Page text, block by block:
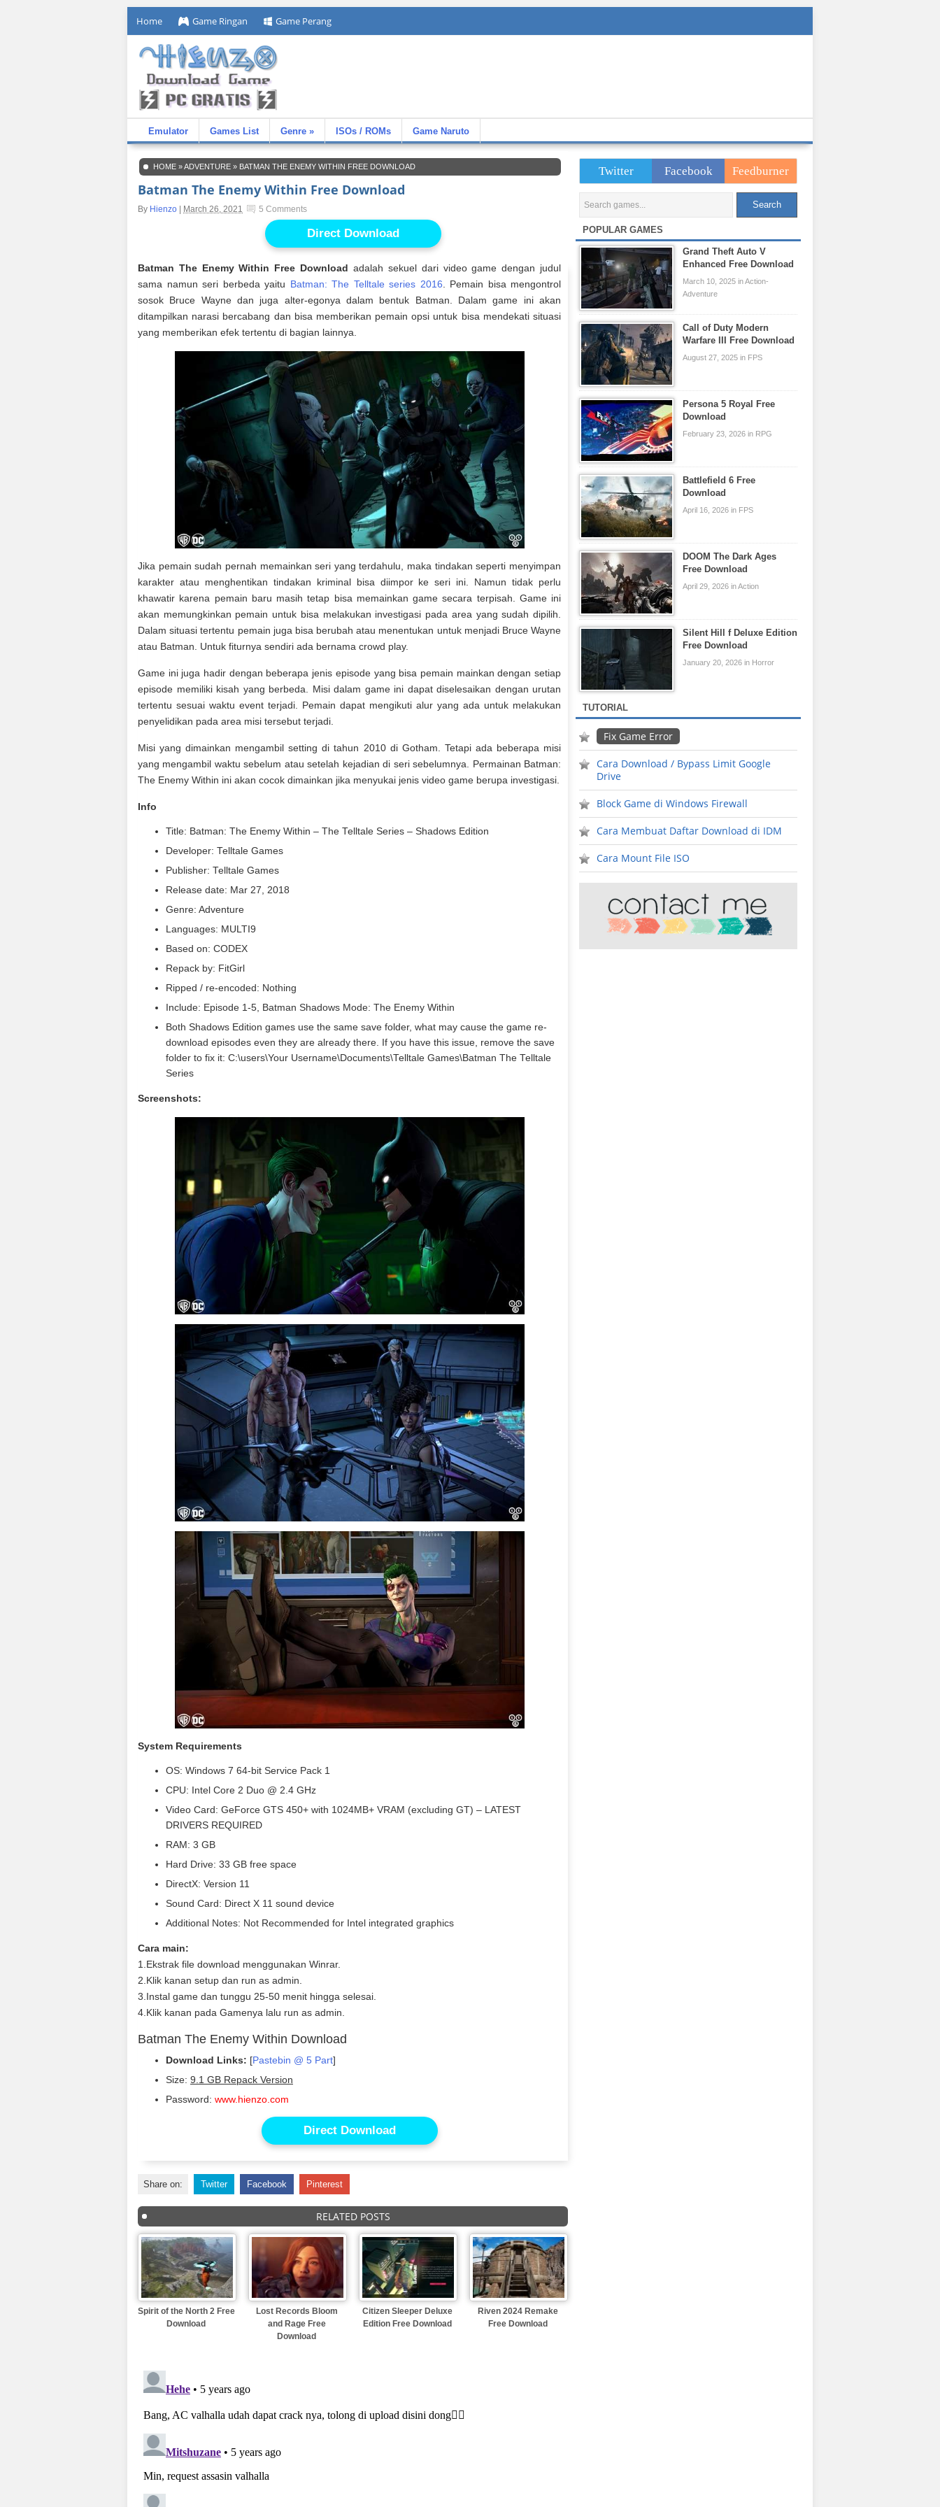
Home Game Ringan Game Perang
Emulator Games List Genre » ISOs / ROMs Game Naruto
HOME »ADVENTURE » BATMAN THE ENEMY WITHIN FREE DOWNLOAD
Batman The Enemy Within Free Download
By Hienzo March 26, 2021 5 Comments
Direct Download
Batman The Enemy Within Free Download adalah sekuel dari video game dengan judul
sama namun seri berbeda yaitu Batman: The Telltale series 2016 . Pemain bisa mengontrol
sosok Bruce Wayne dan juga alter-egonya dalam bentuk Batman. Dalam game ini akan
ditampilkan narasi bercabang dan bisa memberikan pemain opsi untuk bisa mendekati situasi
yang memberikan efek tertentu di bagian lainnya.
Jika pemain sudah pernah memainkan seri yang terdahulu, maka tindakan seperti menyimpan
karakter atau menghentikan tindakan kriminal bisa diimpor ke seri ini. Namun tidak perlu
khawatir karena pemain baru masih tetap bisa memainkan game secara terpisah. Game ini
akan memungkinkan pemain untuk bisa melakukan investigasi pada area yang sudah dipilih.
Dalam situasi tertentu pemain juga bisa berubah atau menentukan untuk menjadi Bruce Wayne
atau Batman. Untuk fiturnya sendiri ada bernama crowd play.
Game ini juga hadir dengan beberapa jenis episode yang bisa pemain mainkan dengan setiap
episode memiliki kisah yang berbeda. Misi dalam game ini dapat diselesaikan dengan urutan
tertentu sesuai waktu event terjadi. Pemain dapat mengikuti alur yang ada untuk melakukan
penyelidikan pada area misi tersebut terjadi.
Misi yang dimainkan mengambil setting di tahun 2010 di Gotham. Tetapi ada beberapa misi
yang mengambil waktu sebelum atau setelah kejadian di seri sebelumnya. Permainan Batman:
The Enemy Within ini akan cocok dimainkan jika menyukai jenis video game berupa investigasi.
Info
Title: Batman: The Enemy Within – The Telltale Series – Shadows Edition
Developer: Telltale Games
Publisher: Telltale Games
Release date: Mar 27, 2018
Genre: Adventure
Languages: MULTI9
Based on: CODEX
Repack by: FitGirl
Ripped / re-encoded: Nothing
Include: Episode 1-5, Batman Shadows Mode: The Enemy Within
Both Shadows Edition games use the same save folder, what may cause the game re-
download episodes even they are already there. If you have this issue, remove the save
folder to fix it: C:\users\Your Username\Documents\Telltale Games\Batman The Telltale
Series
Screenshots:
System Requirements
OS: Windows 7 64-bit Service Pack 1
CPU: Intel Core 2 Duo @ 2.4 GHz
Video Card: GeForce GTS 450+ with 1024MB+ VRAM (excluding GT) – LATEST
DRIVERS REQUIRED
RAM: 3 GB
Hard Drive: 33 GB free space
DirectX: Version 11
Sound Card: Direct X 11 sound device
Additional Notes: Not Recommended for Intel integrated graphics
Cara main:
1.Ekstrak file download menggunakan Winrar.
2.Klik kanan setup dan run as admin.
3.Instal game dan tunggu 25-50 menit hingga selesai.
4.Klik kanan pada Gamenya lalu run as admin.
Batman The Enemy Within Download
Download Links: [Pastebin @ 5 Part]
Size: 9.1 GB Repack Version
Password: www.hienzo.com
Direct Download
Share on: Twitter Facebook Pinterest
RELATED POSTS
Spirit of the North 2 Free
Download
Lost Records Bloom
and Rage Free
Download
Citizen Sleeper Deluxe
Edition Free Download
Riven 2024 Remake
Free Download
Twitter Facebook Feedburner
POPULAR GAMES
Grand Theft Auto V
Enhanced Free Download
March 10, 2025 in Action-
Adventure
Call of Duty Modern
Warfare III Free Download
August 27, 2025 in FPS
Persona 5 Royal Free
Download
February 23, 2026 in RPG
Battlefield 6 Free
Download
April 16, 2026 in FPS
DOOM The Dark Ages
Free Download
April 29, 2026 in Action
Silent Hill f Deluxe Edition
Free Download
January 20, 2026 in Horror
TUTORIAL
Fix Game Error
Cara Download / Bypass Limit Google
Drive
Block Game di Windows Firewall
Cara Membuat Daftar Download di IDM
Cara Mount File ISO